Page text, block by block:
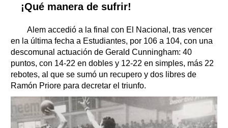
¡Qué manera de sufrir!
Alem accedió a la final con El Nacional, tras vencer
en la última fecha a Estudiantes, por 106 a 104, con una
descomunal actuación de Gerald Cunningham: 40
puntos, con 14-22 en dobles y 12-22 en simples, más 22
rebotes, al que se sumó un recupero y dos libres de
Ramón Priore para decretar el triunfo.